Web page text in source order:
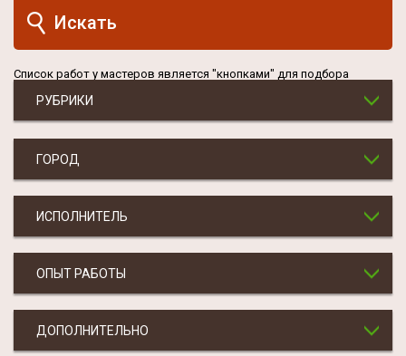
Список работ у мастеров является "кнопками" для подбора
РУБРИКИ
ГОРОД
ИСПОЛНИТЕЛЬ
ОПЫТ РАБОТЫ
ДОПОЛНИТЕЛЬНО